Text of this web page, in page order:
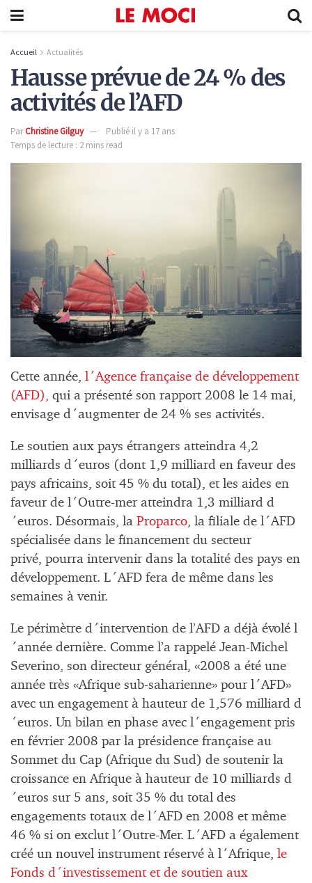
Accueil Actualités
Hausse prévue de 24 % des
activités de l’AFD
ParChristine Gilguy
Publié il y a 17 ans
Temps de lecture : 2 mins read
Cette année, l´Agence française de développement
(AFD), qui a présenté son rapport 2008 le 14 mai,
envisage d´augmenter de 24 % ses activités.
Le soutien aux pays étrangers atteindra 4,2
milliards d´euros (dont 1,9 milliard en faveur des
pays africains, soit 45 % du total), et les aides en
faveur de l´Outre-mer atteindra 1,3 milliard d
´euros. Désormais, la Proparco, la filiale de l´AFD
spécialisée dans le financement du secteur
privé, pourra intervenir dans la totalité des pays en
développement. L´AFD fera de même dans les
semaines à venir.
Le périmètre d´intervention de l’AFD a déjà évolé l
´année dernière. Comme l’a rappelé Jean-Michel
Severino, son directeur général, «2008 a été une
année très «Afrique sub-saharienne» pour l´AFD»
avec un engagement à hauteur de 1,576 milliard d
´euros. Un bilan en phase avec l´engagement pris
en février 2008 par la présidence française au
Sommet du Cap (Afrique du Sud) de soutenir la
croissance en Afrique à hauteur de 10 milliards d
´euros sur 5 ans, soit 35 % du total des
engagements totaux de l´AFD en 2008 et même
46 % si on exclut l´Outre-Mer. L´AFD a également
créé un nouvel instrument réservé à l´Afrique, le
Fonds d´investissement et de soutien aux